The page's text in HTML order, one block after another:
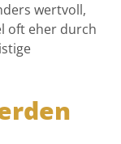
wertvoll,
oft eher durch